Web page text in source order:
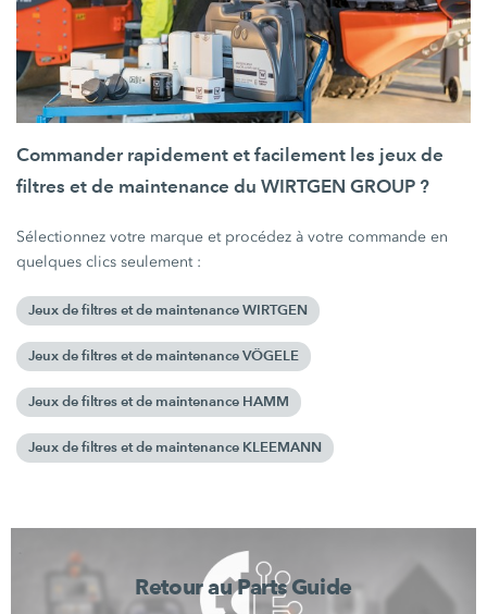
Commander rapidement et facilement les jeux de
filtres et de maintenance du WIRTGEN GROUP ?
Sélectionnez votre marque et procédez à votre commande en
quelques clics seulement :
Jeux de filtres et de maintenance WIRTGEN
Jeux de filtres et de maintenance VÖGELE
Jeux de filtres et de maintenance HAMM
Jeux de filtres et de maintenance KLEEMANN
Retour au Parts Guide